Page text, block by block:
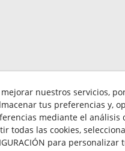
© 08/2026
nuestros servicios,
tus preferencias y,
mediante el análisis
todas las cookies,
para